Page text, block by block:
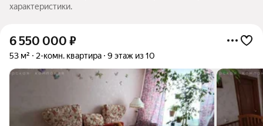
характеристики.
6 550 000 ₽
53 м² 2-комн. квартира 9 этаж из 10